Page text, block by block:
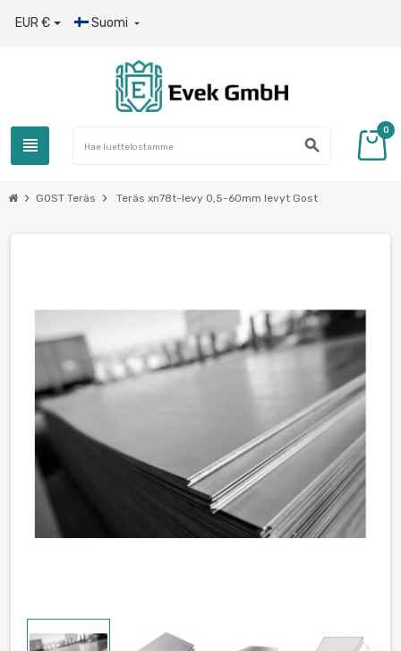
EUR € Suomi 
view_headline search
0
chevron_right GOST Teräs chevron_right Teräs xn78t-levy 0,5-60mm levyt Gost